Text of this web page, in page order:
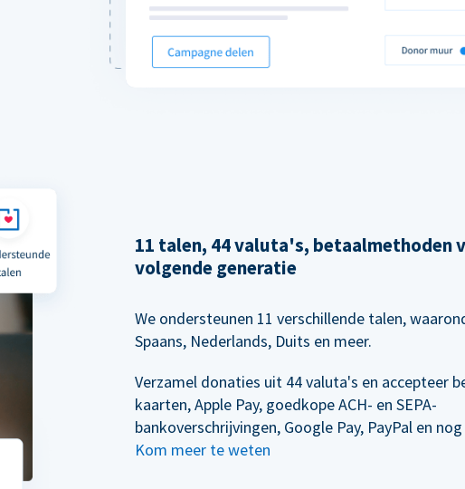
11 talen, 44 valuta's, betaalmethoden
volgende generatie
We ondersteunen 11 verschillende talen,
Spaans, Nederlands, Duits en meer.
Verzamel donaties uit 44 valuta's en accepteer
kaarten, Apple Pay, goedkope ACH- en SEPA-
bankoverschrijvingen, Google Pay, PayPal en
Kom meer te weten